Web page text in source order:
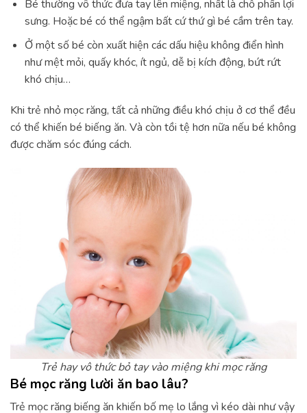
Bé thường vô thức đưa tay lên miệng, nhất là chỗ phần lợi
sưng. Hoặc bé có thể ngậm bất cứ thứ gì bé cầm trên tay.
Ở một số bé còn xuất hiện các dấu hiệu không điển hình
như mệt mỏi, quấy khóc, ít ngủ, dễ bị kích động, bứt rứt
khó chịu…
Khi trẻ nhỏ mọc răng, tất cả những điều khó chịu ở cơ thể đều
có thể khiến bé biếng ăn. Và còn tồi tệ hơn nữa nếu bé không
được chăm sóc đúng cách.
Trẻ hay vô thức bỏ tay vào miệng khi mọc răng
Bé mọc răng lười ăn bao lâu?
Trẻ mọc răng biếng ăn khiến bố mẹ lo lắng vì kéo dài như vậy